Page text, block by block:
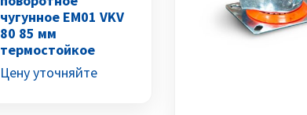
чугунное EM01 VKV
80 85 мм
термостойкое
Цену уточняйте